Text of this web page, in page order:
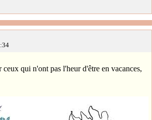
qui n'ont pas l'heur d'être en vacances,